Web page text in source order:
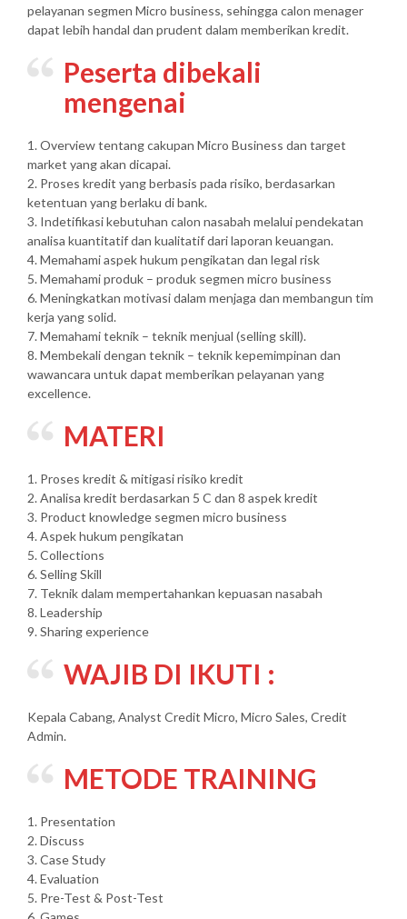
pelayanan segmen Micro business, sehingga calon menager
dapat lebih handal dan prudent dalam memberikan kredit.
Peserta dibekali
mengenai
1. Overview tentang cakupan Micro Business dan target
market yang akan dicapai.
2. Proses kredit yang berbasis pada risiko, berdasarkan
ketentuan yang berlaku di bank.
3. Indetifikasi kebutuhan calon nasabah melalui pendekatan
analisa kuantitatif dan kualitatif dari laporan keuangan.
4. Memahami aspek hukum pengikatan dan legal risk
5. Memahami produk – produk segmen micro business
6. Meningkatkan motivasi dalam menjaga dan membangun tim
kerja yang solid.
7. Memahami teknik – teknik menjual (selling skill).
8. Membekali dengan teknik – teknik kepemimpinan dan
wawancara untuk dapat memberikan pelayanan yang
excellence.
MATERI
1. Proses kredit & mitigasi risiko kredit
2. Analisa kredit berdasarkan 5 C dan 8 aspek kredit
3. Product knowledge segmen micro business
4. Aspek hukum pengikatan
5. Collections
6. Selling Skill
7. Teknik dalam mempertahankan kepuasan nasabah
8. Leadership
9. Sharing experience
WAJIB DI IKUTI :
Kepala Cabang, Analyst Credit Micro, Micro Sales, Credit
Admin.
METODE TRAINING
1. Presentation
2. Discuss
3. Case Study
4. Evaluation
5. Pre-Test & Post-Test